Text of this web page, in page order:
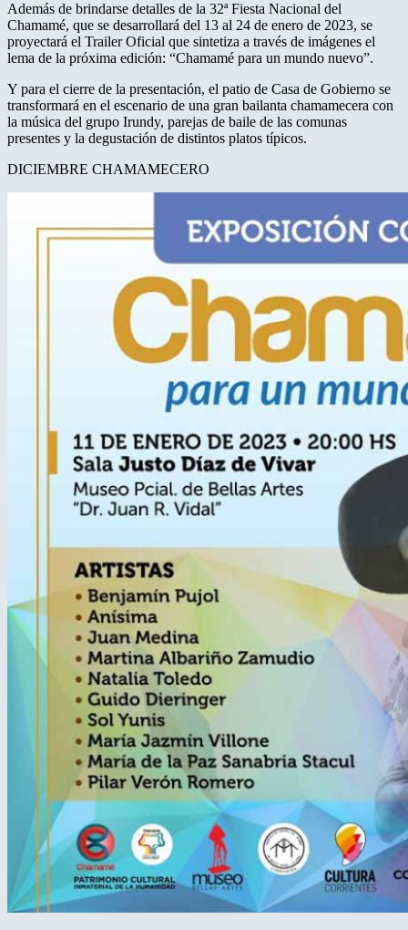
Además de brindarse detalles de la 32ª Fiesta Nacional del
Chamamé, que se desarrollará del 13 al 24 de enero de 2023, se
proyectará el Trailer Oficial que sintetiza a través de imágenes el
lema de la próxima edición: “Chamamé para un mundo nuevo”.
Y para el cierre de la presentación, el patio de Casa de Gobierno se
transformará en el escenario de una gran bailanta chamamecera con
la música del grupo Irundy, parejas de baile de las comunas
presentes y la degustación de distintos platos típicos.
DICIEMBRE CHAMAMECERO